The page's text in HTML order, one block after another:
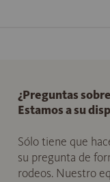
¿Preguntas
Estamos a su
Sólo tiene que
su pregunta de
rodeos. Nuestro